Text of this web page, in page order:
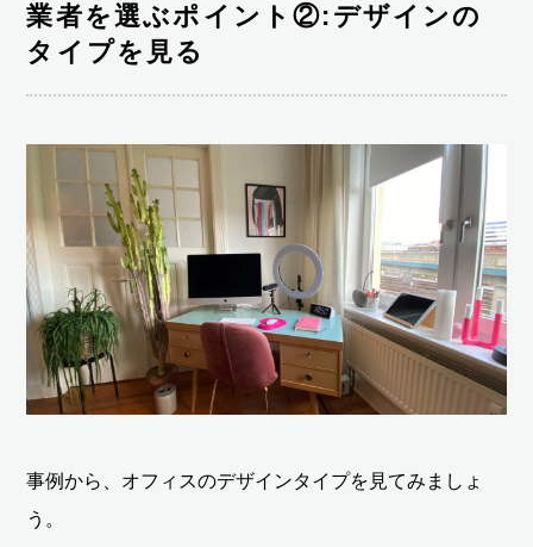
業者を選ぶポイント②:デザインの
タイプを見る
事例から、オフィスのデザインタイプを見てみましょ
う。